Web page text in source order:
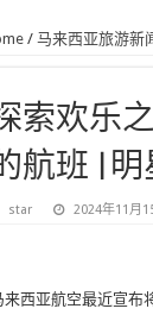
/ 马来西亚旅游新
索欢乐
航班 |明
star 2024年11月
来西亚航空最近宣布